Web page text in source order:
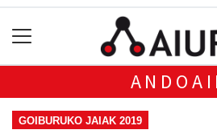
GOIBURUKO JAIAK 2019